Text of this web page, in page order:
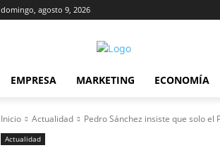
domingo, agosto 9, 2026
EMPRESA MARKETING ECONOMÍA
Inicio Actualidad Pedro Sánchez insiste que solo el
Actualidad